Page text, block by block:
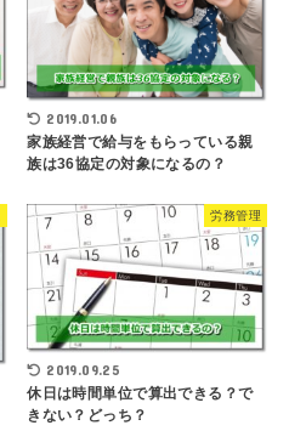
2019.01.06
家族経営で給与をもらっている親
族は36協定の対象になるの？
労務管理
2019.09.25
休日は時間単位で算出できる？で
きない？どっち？